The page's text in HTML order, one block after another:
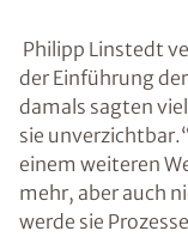
Philipp Linstedt
der Einführung
damals sagten
sie
einem weiteren
mehr, aber auch
werde sie